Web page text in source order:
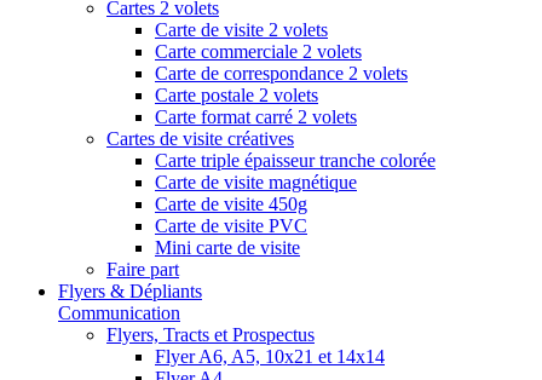
Cartes 2 volets
Carte de visite 2 volets
Carte commerciale 2 volets
Carte de correspondance 2 volets
Carte postale 2 volets
Carte format carré 2 volets
Cartes de visite créatives
Carte triple épaisseur tranche colorée
Carte de visite magnétique
Carte de visite 450g
Carte de visite PVC
Mini carte de visite
Faire part
Flyers & Dépliants
Communication
Flyers, Tracts et Prospectus
Flyer A6, A5, 10x21 et 14x14